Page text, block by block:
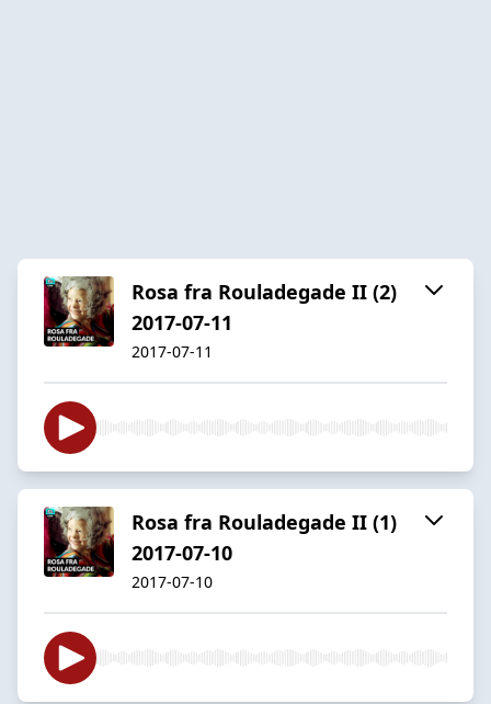
Rosa fra Rouladegade II (2)
2017-07-11
2017-07-11
Rosa fra Rouladegade II (1)
2017-07-10
2017-07-10